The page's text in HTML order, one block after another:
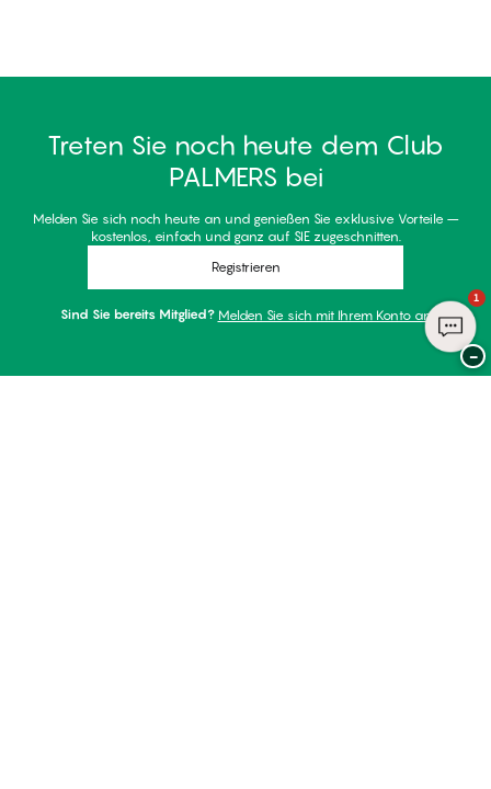
Treten Sie noch heute dem Club
PALMERS bei
Melden Sie sich noch heute an und genießen Sie exklusive Vorteile –
kostenlos, einfach und ganz auf SIE zugeschnitten.
Registrieren
Sind Sie bereits Mitglied? Melden Sie sich mit Ihrem Konto an
1
−